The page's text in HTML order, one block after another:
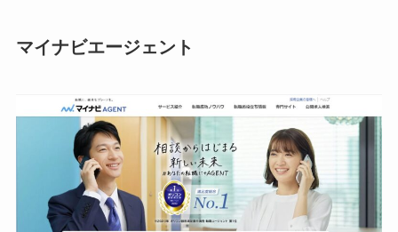
マイナビエージェント